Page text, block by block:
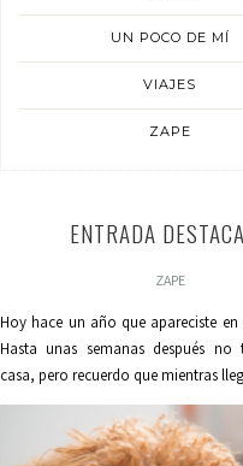
UN POCO DE MÍ
VIAJES
ZAPE
ENTRADA
ZAPE
Hoy hace un año que apareciste en
Hasta unas semanas después
casa, pero recuerdo que mientras